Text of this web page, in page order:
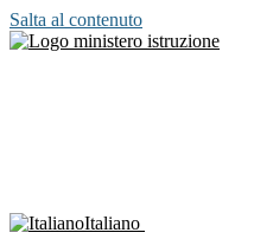
Salta al contenuto
Italiano